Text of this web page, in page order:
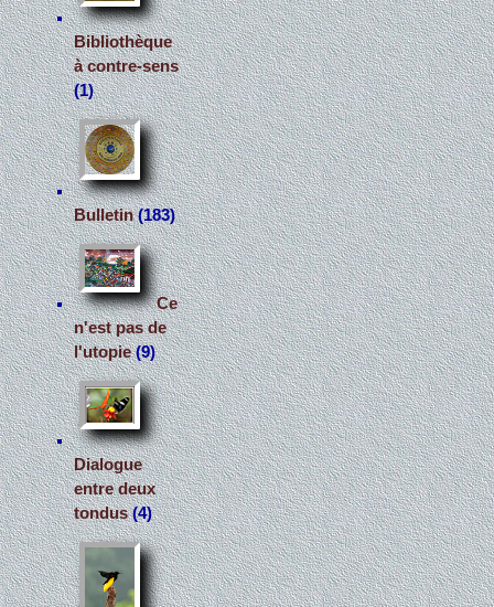
Bibliothèque
à contre-sens
(1)
Bulletin(183)
Ce
n'est pas de
l'utopie(9)
Dialogue
entre deux
tondus(4)